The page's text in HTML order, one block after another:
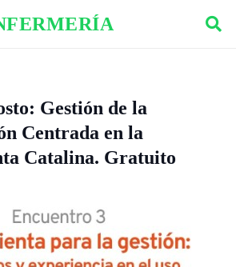
Gestión de la
Centrada en la
Catalina. Gratuito